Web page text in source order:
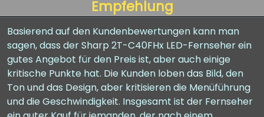
Empfehlung
Basierend auf den Kundenbewertungen kann man
sagen, dass der Sharp 2T-C40FHx LED-Fernseher ein
gutes Angebot für den Preis ist, aber auch einige
kritische Punkte hat. Die Kunden loben das Bild, den
Ton und das Design, aber kritisieren die Menüführung
und die Geschwindigkeit. Insgesamt ist der Fernseher